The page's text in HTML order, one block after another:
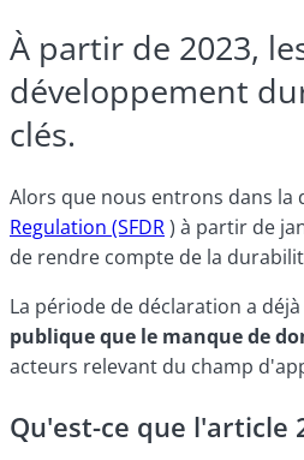
À partir de 2023,
développement
clés.
Alors que nous entrons dans la
Regulation (SFDR) à partir de
de rendre compte de la
La période de déclaration a
publique que le manque de
acteurs relevant du champ
Qu'est-ce que l'article